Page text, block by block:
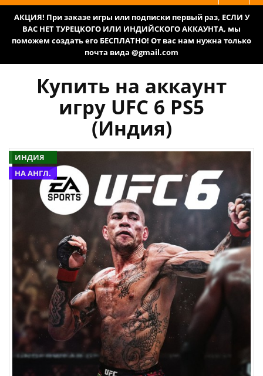
АКЦИЯ! При заказе игры или подписки первый раз, ЕСЛИ У
ВАС НЕТ ТУРЕЦКОГО ИЛИ ИНДИЙСКОГО АККАУНТА, мы
поможем создать его БЕСПЛАТНО! От вас нам нужна только
почта вида @gmail.com
Купить на аккаунт
игру UFC 6 PS5
(Индия)
ИНДИЯ
НА АНГЛ.